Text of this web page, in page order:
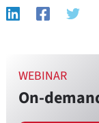
WEBINAR
On-